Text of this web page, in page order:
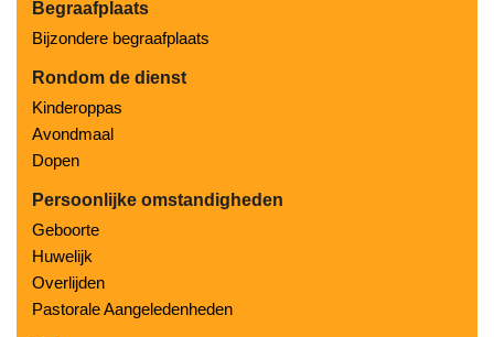
Begraafplaats
Bijzondere begraafplaats
Rondom de dienst
Kinderoppas
Avondmaal
Dopen
Persoonlijke omstandigheden
Geboorte
Huwelijk
Overlijden
Pastorale Aangeledenheden